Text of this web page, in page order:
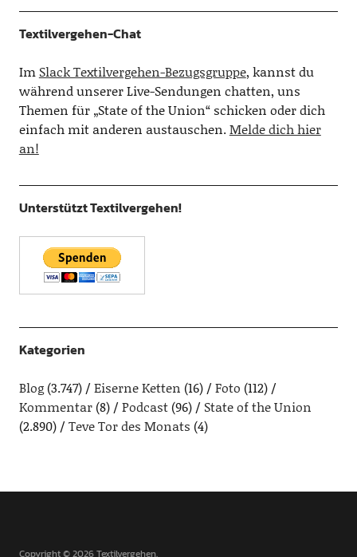
Textilvergehen-Chat
Im Slack Textilvergehen-Bezugsgruppe, kannst du
während unserer Live-Sendungen chatten, uns
Themen für „State of the Union“ schicken oder dich
einfach mit anderen austauschen.Melde dich hier
an!
Unterstützt Textilvergehen!
Kategorien
Blog(3.747) Eiserne Ketten (16) Foto (112)
Kommentar(8) Podcast(96)
State of the Union
(2.890)
Teve Tor des Monats (4)
Copyright © 2026 Textilvergehen